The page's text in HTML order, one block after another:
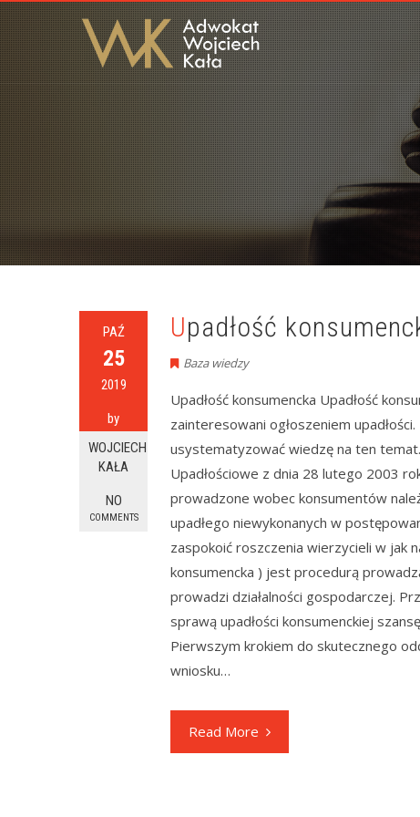
PAŹ
25
2019
by
WOJCIECH
KAŁA
NO
COMMENTS
Upadłość
Baza wiedzy
Upadłość konsumencka Upadłość
zainteresowani ogłoszeniem
usystematyzować wiedzę na ten
Upadłościowe z dnia 28 lutego 2003
prowadzone wobec konsumentów
upadłego niewykonanych w
zaspokoić roszczenia wierzycieli w jak
konsumencka ) jest procedurą
prowadzi działalności gospodarczej.
sprawą upadłości konsumenckiej
Pierwszym krokiem do skutecznego
wniosku…
Read More